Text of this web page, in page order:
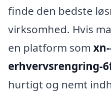
finde den bedste
virksomhed. Hvis
en platform som
erhvervsrengring-
hurtigt og nemt